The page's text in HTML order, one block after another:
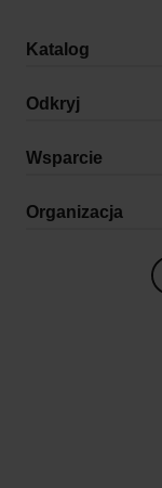
Katalog
Odkryj
Wsparcie
Organizacja